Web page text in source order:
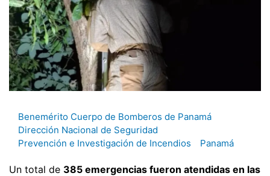
Benemérito Cuerpo de Bomberos de Panamá
Dirección Nacional de Seguridad
Prevención e Investigación de Incendios
Panamá
Un total de 385 emergencias fueron atendidas en las